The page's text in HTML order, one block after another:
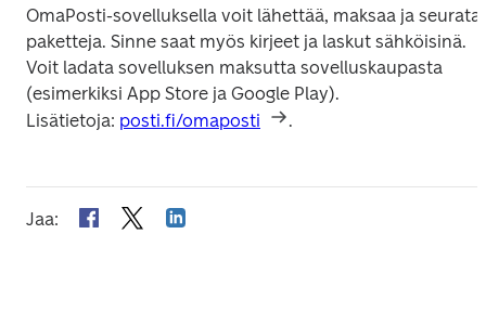
OmaPosti-sovelluksella voit lähettää, maksaa ja seurata
paketteja. Sinne saat myös kirjeet ja laskut sähköisinä.
Voit ladata sovelluksen maksutta sovelluskaupasta
(esimerkiksi App Store ja Google Play).
Lisätietoja: posti.fi/omaposti .
Jaa: